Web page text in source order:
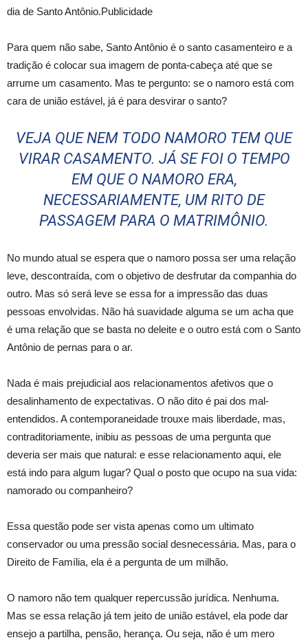
dia de Santo Antônio.Publicidade
Para quem não sabe, Santo Antônio é o santo casamenteiro e a
tradição é colocar sua imagem de ponta-cabeça até que se
arrume um casamento. Mas te pergunto: se o namoro está com
cara de união estável, já é para desvirar o santo?
VEJA QUE NEM TODO NAMORO TEM QUE
VIRAR CASAMENTO. JÁ SE FOI O TEMPO
EM QUE O NAMORO ERA,
NECESSARIAMENTE, UM RITO DE
PASSAGEM PARA O MATRIMÔNIO.
No mundo atual se espera que o namoro possa ser uma relação
leve, descontraída, com o objetivo de desfrutar da companhia do
outro. Mas só será leve se essa for a impressão das duas
pessoas envolvidas. Não há suavidade alguma se um acha que
é uma relação que se basta no deleite e o outro está com o Santo
Antônio de pernas para o ar.
Nada é mais prejudicial aos relacionamentos afetivos que o
desalinhamento de expectativas. O não dito é pai dos mal-
entendidos. A contemporaneidade trouxe mais liberdade, mas,
contraditoriamente, inibiu as pessoas de uma pergunta que
deveria ser mais que natural: e esse relacionamento aqui, ele
está indo para algum lugar? Qual o posto que ocupo na sua vida:
namorado ou companheiro?
Essa questão pode ser vista apenas como um ultimato
conservador ou uma pressão social desnecessária. Mas, para o
Direito de Família, ela é a pergunta de um milhão.
O namoro não tem qualquer repercussão jurídica. Nenhuma.
Mas se essa relação já tem jeito de união estável, ela pode dar
ensejo a partilha, pensão, herança. Ou seja, não é um mero